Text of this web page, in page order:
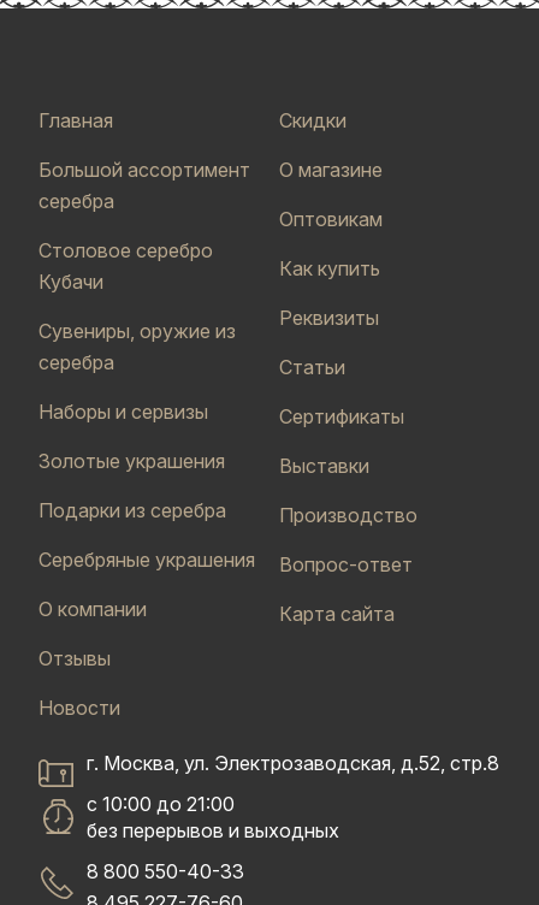
Главная
Большой ассортимент
серебра
Столовое серебро
Кубачи
Сувениры, оружие из
серебра
Наборы и сервизы
Золотые украшения
Подарки из серебра
Серебряные украшения
О компании
Отзывы
Новости
Скидки
О магазине
Оптовикам
Как купить
Реквизиты
Статьи
Сертификаты
Выставки
Производство
Вопрос-ответ
Карта сайта
г. Москва, ул. Электрозаводская, д.52, стр.8
с 10:00 до 21:00
без перерывов и выходных
8 800 550-40-33